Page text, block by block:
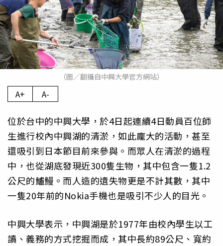
（圖／翻攝自中興大學官方網站）
A+ A-
位於台中的中興大學，於4日起連續4日動員百位師
生進行校內中興湖的清淤，如此龐大的活動，甚至
還吸引到日本節目前來參與。而眾人在清淤的過程
中，也從湖底發現近300隻生物，其中包含一隻1.2
公尺的鱸鰻。而人造的遺失物更是不計其數，其中
一隻20年前的Nokia手機也是吸引不少人的目光。
中興大學表示，中興湖是於1977年由校內學生以工
讀、義務的方式挖掘而成，其中長約89公尺、寬約